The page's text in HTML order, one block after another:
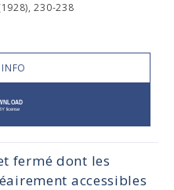
230-238
fermé dont les
accessibles